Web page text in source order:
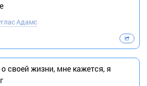
Адамс
своей жизни, мне кажется, я